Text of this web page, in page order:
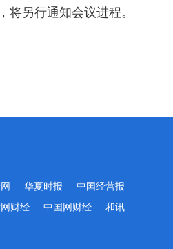
另行通知会议进程。
华夏时报
中国经营报
财经 中国网财经
和讯